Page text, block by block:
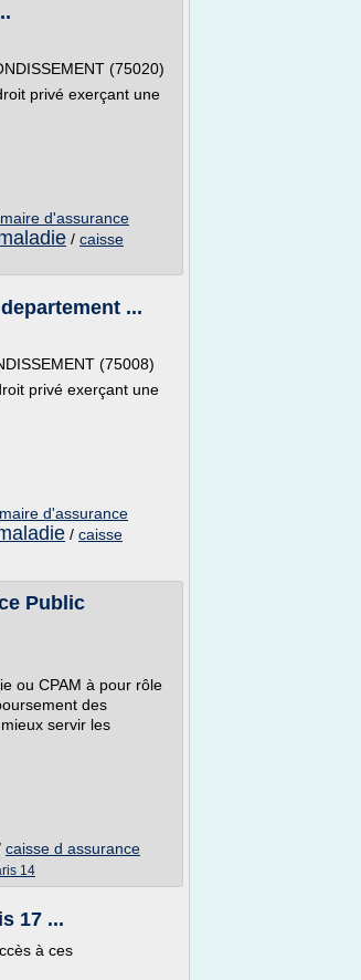
(75020)
privé exerçant une
d'assurance
/ caisse
...
(75008)
privé exerçant une
d'assurance
/ caisse
Public
ou CPAM à pour rôle
des
servir les
caisse d assurance
14
17 ...
à ces